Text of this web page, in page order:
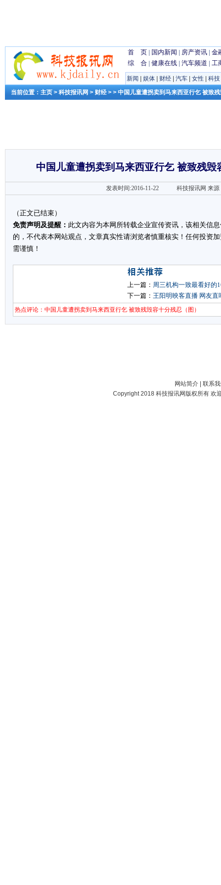
首 页 | 国内新闻 | 房产资讯 | 金
综 合 | 健康在线 | 汽车频道 | 工
新闻 娱体 财经 汽车 女性 科技
当前位置： 主页 > 科技报讯网 > 财经> > 中国儿童遭拐卖到马来西亚行乞 被致
中国儿童遭拐卖到马来西亚行乞 被致残毁
发表时间:2016-11-22 科技报讯网 来源
（正文已结束）
免责声明及提醒： 此文内容为本网所转载企业宣传资讯，该相关信
的，不代表本网站观点，文章真实性请浏览者慎重核实！任何投资
需谨慎！
上一篇： 周三机构一致最看好的
下一篇： 王阳明映客直播 网友直
热点评论：中国儿童遭拐卖到马来西亚行乞 被致残毁容十分残忍（图）
网站简介
联系
Copyright 2018 科技报讯网 版权所有 欢